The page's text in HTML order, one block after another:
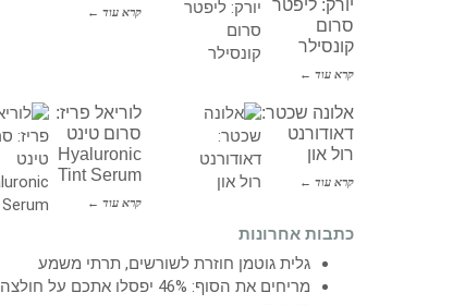
קרא עוד ←
יורק: ליפטר
סרום
קונסילר
קרא עוד ←
לוריאל פריז:
סרום טינט
Hyaluronic
Tint Serum
קרא עוד ←
אלונה שכטר:
דאודורנט
רול און
קרא עוד ←
כתבות אחרונות
גלית גוטמן חוזרת לשורשים, תרתי משמע
מריחים את הסוף: 46% יפסלו אתכם על חולצה